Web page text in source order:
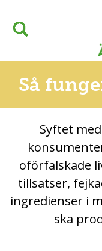
Så
Syftet
oförfalskade
tillsatser,
ingredienser i
ska